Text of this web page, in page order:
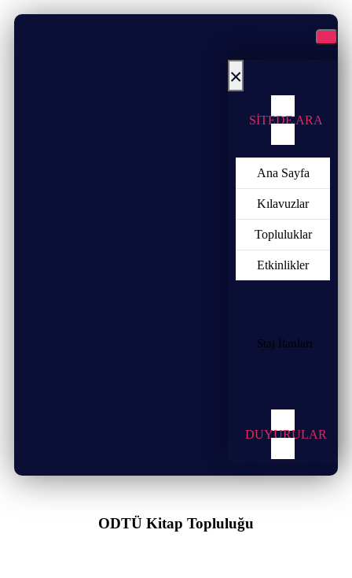
×
SİTEDE ARA
Ana Sayfa
Kılavuzlar
Topluluklar
Etkinlikler
Staj İlanları
DUYURULAR
ODTÜ Kitap Topluluğu